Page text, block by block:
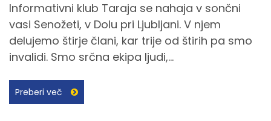
Informativni klub Taraja se nahaja v sončni
vasi Senožeti, v Dolu pri Ljubljani. V njem
delujemo štirje člani, kar trije od štirih pa smo
invalidi. Smo srčna ekipa ljudi,...
Preberi več